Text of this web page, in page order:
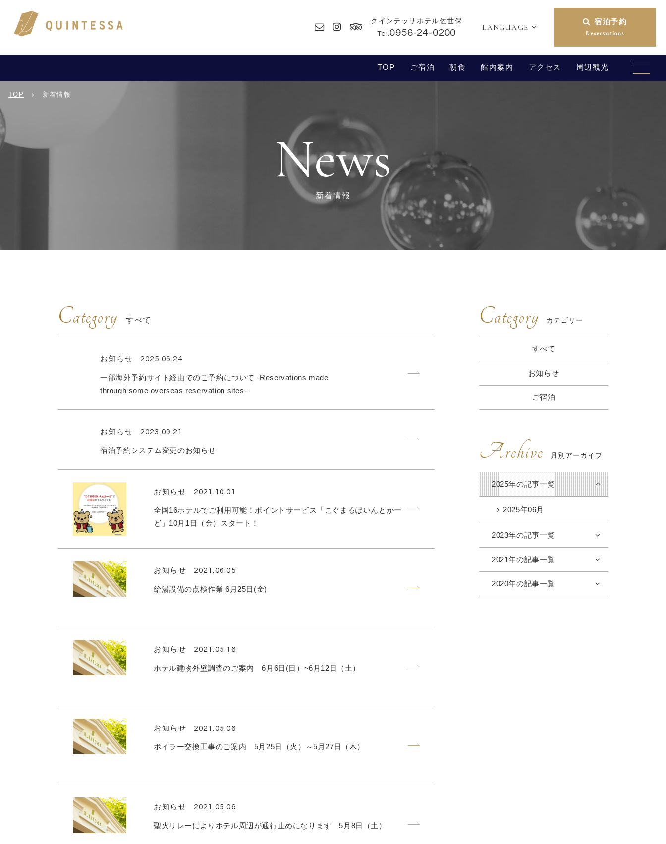
クインテッサホテル佐世保
Tel. 0956-24-0200
LANGUAGE
宿泊予約
Reservations
TOP ご宿泊 朝食 館内案内 アクセス 周辺観光
News
新着情報
TOP 新着情報
Category すべて
お知らせ 2025.06.24
一部海外予約サイト経由でのご予約について ‐Reservations made
through some overseas reservation sites‐
お知らせ 2023.09.21
宿泊予約システム変更のお知らせ
お知らせ 2021.10.01
全国16ホテルでご利用可能！ポイントサービス「こぐまるぽいんとかー
ど」10月1日（金）スタート！
お知らせ 2021.06.05
給湯設備の点検作業 6月25日(金)
お知らせ 2021.05.16
ホテル建物外壁調査のご案内 6月6日(日）~6月12日（土）
お知らせ 2021.05.06
ボイラー交換工事のご案内 5月25日（火）～5月27日（木）
お知らせ 2021.05.06
聖火リレーによりホテル周辺が通行止めになります 5月8日（土）
Category カテゴリー
すべて
お知らせ
ご宿泊
Archive 月別アーカイブ
2025年の記事一覧
2025年06月
2023年の記事一覧
2021年の記事一覧
2020年の記事一覧